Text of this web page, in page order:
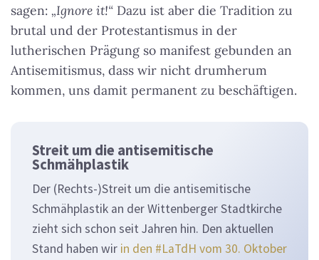
sagen: „Ignore it!“ Dazu ist aber die Tradition zu
brutal und der Protestantismus in der
lutherischen Prägung so manifest gebunden an
Antisemitismus, dass wir nicht drumherum
kommen, uns damit permanent zu beschäftigen.
Streit um die antisemitische
Schmähplastik
Der (Rechts-)Streit um die antisemitische
Schmähplastik an der Wittenberger Stadtkirche
zieht sich schon seit Jahren hin. Den aktuellen
Stand haben wir in den #LaTdH vom 30. Oktober